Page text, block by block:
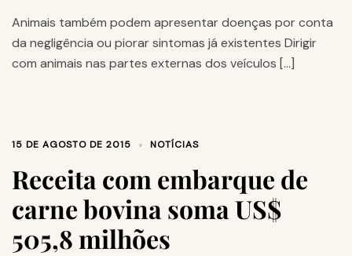
Animais também podem apresentar doenças por conta
da negligência ou piorar sintomas já existentes Dirigir
com animais nas partes externas dos veículos […]
15 DE AGOSTO DE 2015 NOTÍCIAS
Receita com embarque de
carne bovina soma US$
505,8 milhões